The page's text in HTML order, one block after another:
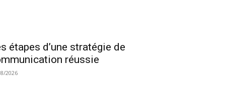
étapes d’une stratégie de
réussie
2026